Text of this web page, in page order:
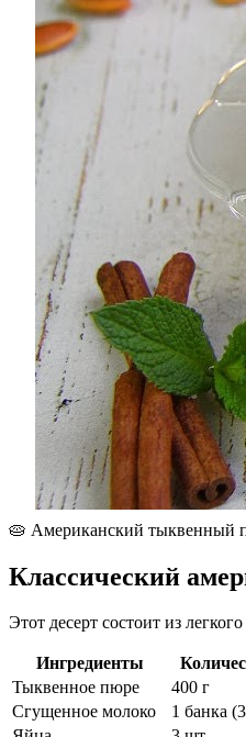
🥧 Американский тыквенный
Классический
Этот десерт состоит из
Ингредиенты
Тыквенное пюре
400 г
Сгущенное молоко
1 банка